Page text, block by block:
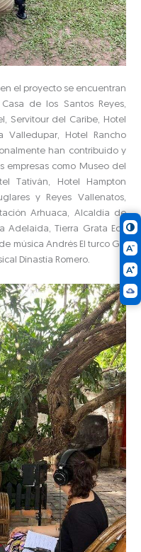
el proyecto se encuentran
de los Santos Reyes,
Servitour del Caribe, Hotel
Valledupar, Hotel Rancho
han contribuido y
como Museo del
Tativán, Hotel Hampton
y Reyes Vallenatos,
Arhuaca, Alcaldía de
Adelaida, Tierra Grata Eco
música Andrés El turco Gil,
Dinastía Romero.